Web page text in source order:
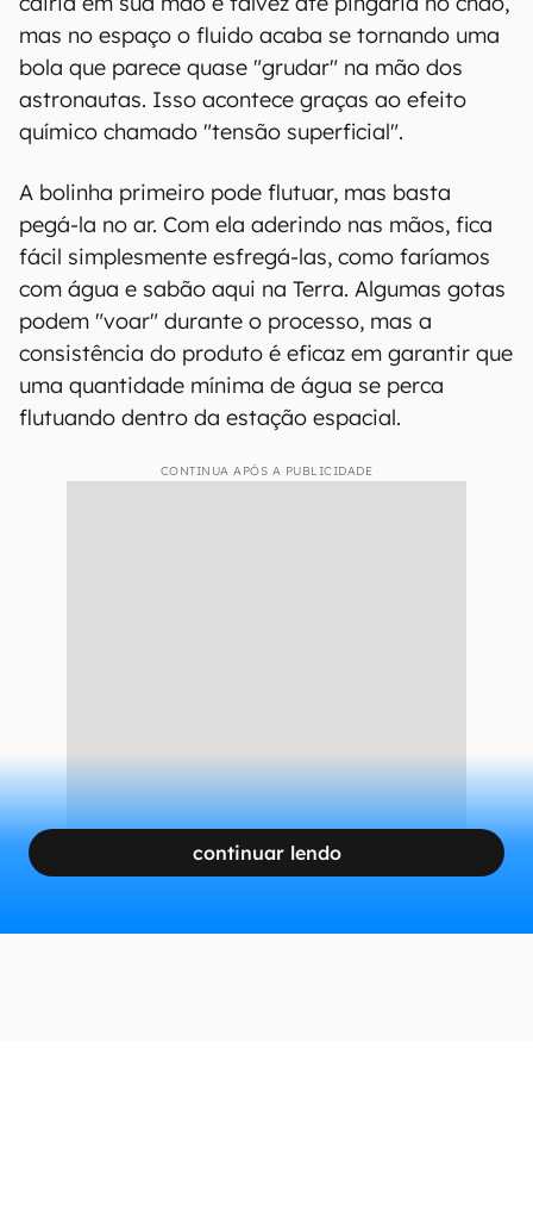
mas no espaço o fluido acaba se tornando uma
bola que parece quase "grudar" na mão dos
astronautas. Isso acontece graças ao efeito
químico chamado "tensão superficial".
A bolinha primeiro pode flutuar, mas basta
pegá-la no ar. Com ela aderindo nas mãos, fica
fácil simplesmente esfregá-las, como faríamos
com água e sabão aqui na Terra. Algumas gotas
podem "voar" durante o processo, mas a
consistência do produto é eficaz em garantir que
uma quantidade mínima de água se perca
flutuando dentro da estação espacial.
CONTINUA APÓS A PUBLICIDADE
continuar lendo